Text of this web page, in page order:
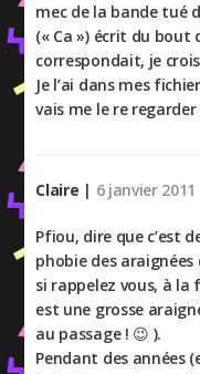
mec de la bande tué
(« Ca ») écrit du bout
correspondait, je
Je l’ai dans mes
vais me le re regarder
Claire | 6 janvier 2011
Pfiou, dire que c’est
phobie des
si rappelez vous, à la
est une grosse
au passage ! 😉 ).
Pendant des années